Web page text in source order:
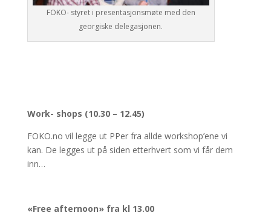
FOKO- styret i presentasjonsmøte med den
georgiske delegasjonen.
Work- shops (10.30 – 12.45)
FOKO.no vil legge ut PPer fra allde workshop’ene vi
kan. De legges ut på siden etterhvert som vi får dem
inn…
«Free afternoon» fra kl 13.00